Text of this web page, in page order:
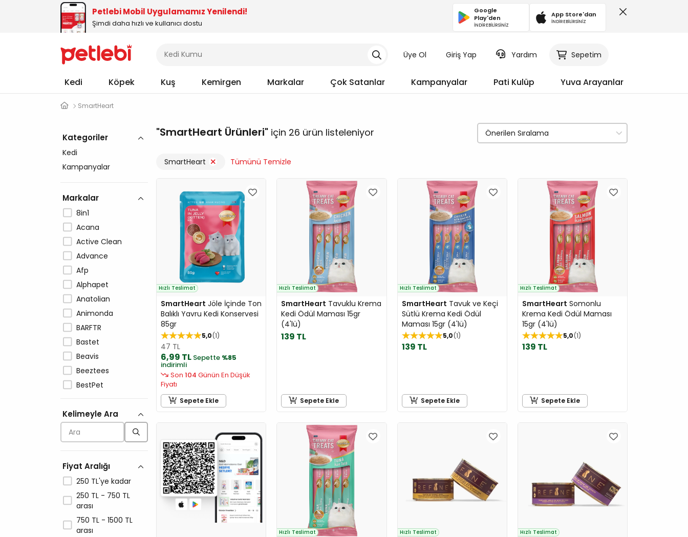
Petlebi Mobil Uygulamamız Yenilendi!
Şimdi daha hızlı ve kullanıcı dostu
Google
Play'den
İNDİREBİLİRSİNİZ
App Store'dan
İNDİREBİLİRSİNİZ
Üye Ol Giriş Yap Yardım Sepetim
Kedi Köpek Kuş Kemirgen Markalar Çok Satanlar Kampanyalar Pati Kulüp Yuva Arayanlar
SmartHeart
Kategoriler
Kedi
Kampanyalar
Markalar
8in1
Acana
Active Clean
Advance
Afp
Alphapet
Anatolian
Animonda
BARFTR
Bastet
Beavis
Beeztees
BestPet
Bioline
Bionic
BirdLife
Cat Chow
CatDog Life
Catit
CATLINK
Kelimeyle Ara
Fiyat Aralığı
250 TL'ye kadar
250 TL - 750 TL
arası
750 TL - 1500 TL
arası
SmartHeart Ürünleri için 26 ürün listeleniyor
SmartHeart Tümünü Temizle
Hızlı Teslimat
SmartHeart Jöle İçinde Ton
Balıklı Yavru Kedi Konservesi
85gr
5,0 1
47 TL
6,99 TL Sepette %85
indirimli
Son104 Günün En Düşük
Fiyatı
Sepete Ekle
Hızlı Teslimat
SmartHeart Tavuklu Krema
Kedi Ödül Maması 15gr
(4'lü)
139 TL
Sepete Ekle
Hızlı Teslimat
SmartHeart Tavuk ve Keçi
Sütlü Krema Kedi Ödül
Maması 15gr (4'lü)
5,0 1
139 TL
Sepete Ekle
Hızlı Teslimat
SmartHeart Somonlu
Krema Kedi Ödül Maması
15gr (4'lü)
5,0 1
139 TL
Sepete Ekle
Hızlı Teslimat Hızlı Teslimat Hızlı Teslimat